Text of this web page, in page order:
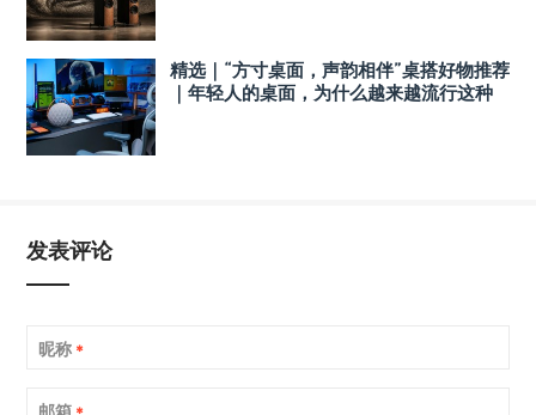
精选｜“方寸桌面，声韵相伴”桌搭好物推荐
｜年轻人的桌面，为什么越来越流行这种
发表评论
昵称 *